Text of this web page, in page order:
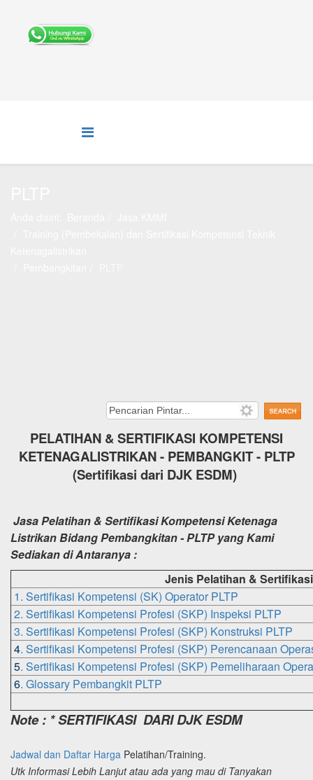
PELATIHAN &SERTIFIKASI KOMPETENSI
KETENAGALISTRIKAN - PEMBANGKIT - PLTP
(Sertifikasi dari DJK ESDM)
Jasa Pelatihan & Sertifikasi Kompetensi Ketenaga
Listrikan Bidang Pembangkitan - PLTP yang Kami
Sediakan di Antaranya :
Jenis Pelatihan &
1. Sertifikasi Kompetensi (SK) Operator PLTP
2. Sertifikasi Kompetensi Profesi (SKP) Inspeksi PLTP
3. Sertifikasi Kompetensi Profesi (SKP) Konstruksi PLTP
4. Sertifikasi Kompetensi Profesi (SKP) Perencanaan
5. Sertifikasi Kompetensi Profesi (SKP) Pemeliharaan
6. Glossary Pembangkit PLTP
Note : * SERTIFIKASI DARI DJK ESDM
Jadwal dan Daftar Harga Pelatihan/Training.
Utk Informasi Lebih Lanjut atau ada yang mau di Tanyakan